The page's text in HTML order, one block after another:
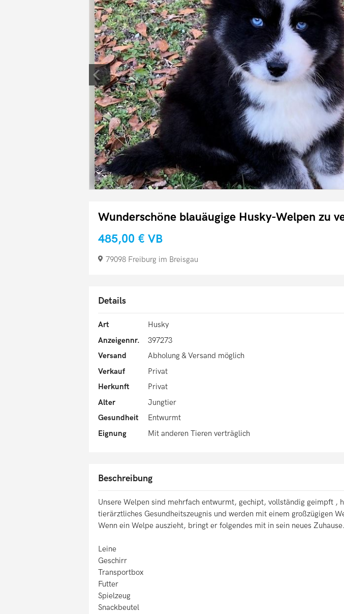
Wunderschöne blauäugige Husky-Welpen zu
485,00 € VB
79098 Freiburg im Breisgau
Details
Art
Husky
Anzeigennr.
397273
Versand
Abholung & Versand möglich
Verkauf
Privat
Herkunft
Privat
Alter
Jungtier
Gesundheit
Entwurmt
Eignung
Mit anderen Tieren verträglich
Beschreibung
Unsere Welpen sind mehrfach entwurmt, gechipt, vollständig geimpft ,
tierärztliches Gesundheitszeugnis und werden mit einem großzügigen
Wenn ein Welpe auszieht, bringt er folgendes mit in sein neues Zuhause.
Leine
Geschirr
Transportbox
Futter
Spielzeug
Snackbeutel